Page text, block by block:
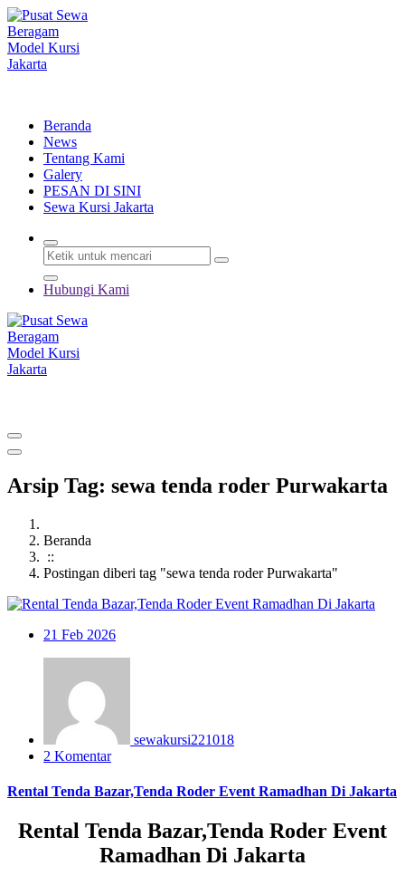
Lewati
ke
konten
Beranda
News
Tentang Kami
Galery
PESAN DI SINI
Sewa Kursi Jakarta
Hubungi Kami
Arsip Tag: sewa tenda roder Purwakarta
Beranda
::
Postingan diberi tag "sewa tenda roder Purwakarta"
21 Feb 2026
sewakursi221018
2 Komentar
Rental Tenda Bazar,Tenda Roder Event Ramadhan Di Jakarta
Rental Tenda Bazar,Tenda Roder Event
Ramadhan Di Jakarta